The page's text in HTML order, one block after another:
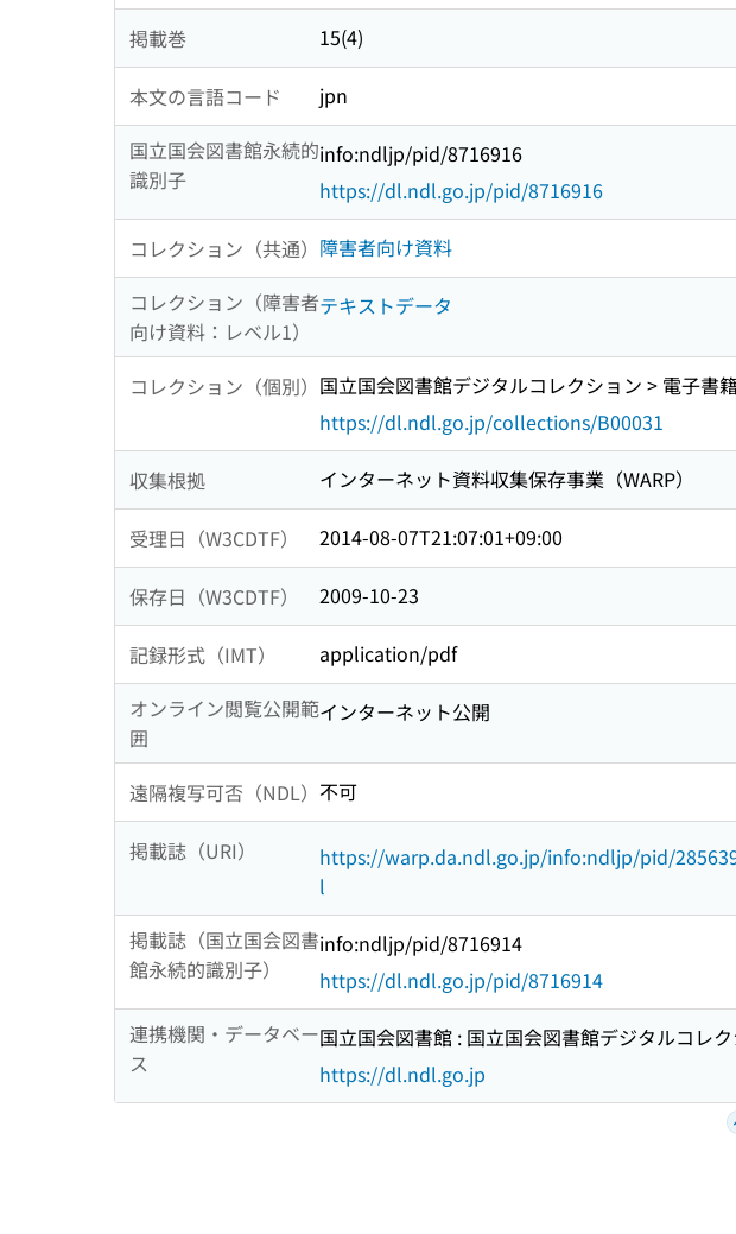
掲載巻 15(4)
本文の言語コード
jpn
国立国会図書館永続的
識別子
info:ndljp/pid/8716916
https://dl.ndl.go.jp/pid/8716916
コレクション（共通） 障害者向け資料
コレクション（障害者
向け資料：レベル1）
テキストデータ
コレクション（個別） 国立国会図書館デジタルコレクション > 電子書
https://dl.ndl.go.jp/collections/B00031
収集根拠 インターネット資料収集保存事業（WARP）
受理日（W3CDTF） 2014-08-07T21:07:01+09:00
保存日（W3CDTF） 2009-10-23
記録形式（IMT）
application/pdf
オンライン閲覧公開範
囲
インターネット公開
遠隔複写可否（NDL） 不可
掲載誌（URI）
https://warp.da.ndl.go.jp/info:ndljp/pid/
l
掲載誌（国立国会図書
館永続的識別子）
info:ndljp/pid/8716914
https://dl.ndl.go.jp/pid/8716914
連携機関・データベー
ス
国立国会図書館 : 国立国会図書館デジタルコレ
https://dl.ndl.go.jp